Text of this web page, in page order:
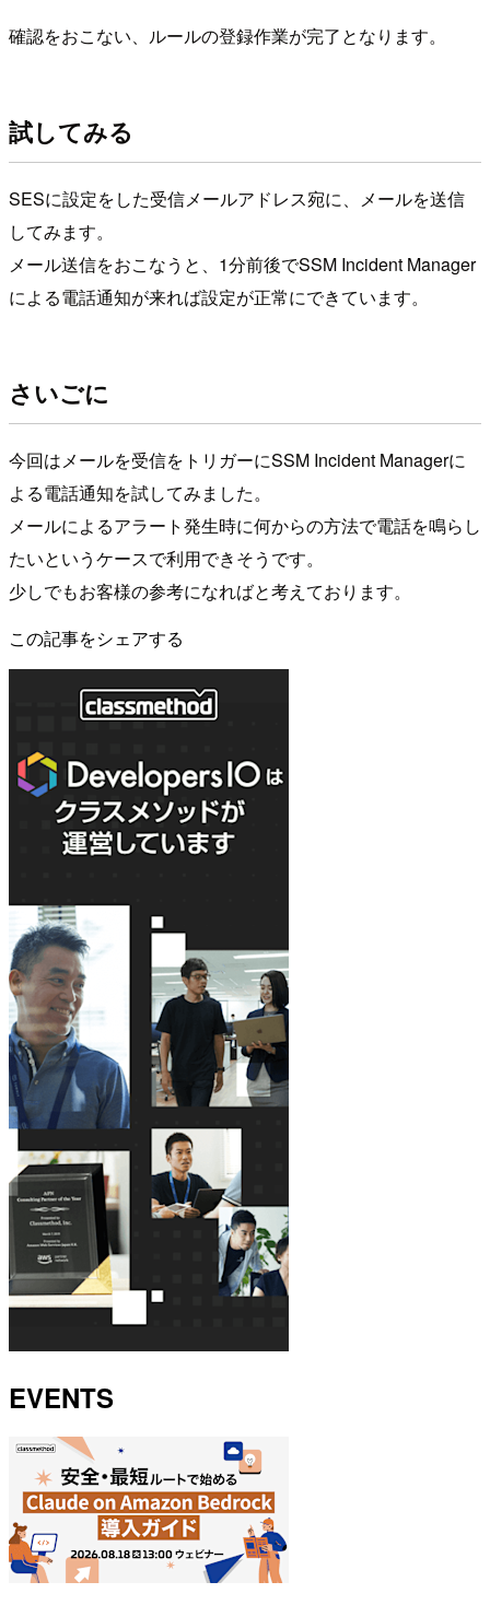
確認をおこない、ルールの登録作業が完了となります。
試してみる
SESに設定をした受信メールアドレス宛に、メールを送信
してみます。
メール送信をおこなうと、1分前後でSSM Incident Manager
による電話通知が来れば設定が正常にできています。
さいごに
今回はメールを受信をトリガーにSSM Incident Managerに
よる電話通知を試してみました。
メールによるアラート発生時に何からの方法で電話を鳴らし
たいというケースで利用できそうです。
少しでもお客様の参考になればと考えております。
この記事をシェアする
EVENTS